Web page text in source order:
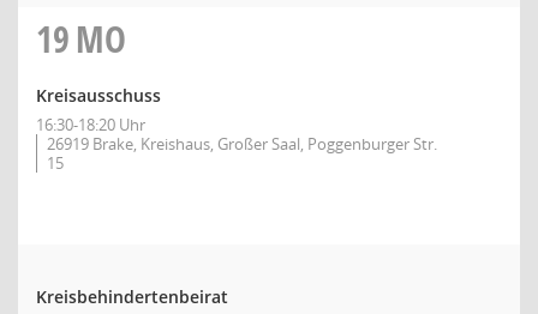
19MO
Kreisausschuss
16:30-18:20 Uhr
26919 Brake, Kreishaus, Großer Saal, Poggenburger Str.
15
Kreisbehindertenbeirat